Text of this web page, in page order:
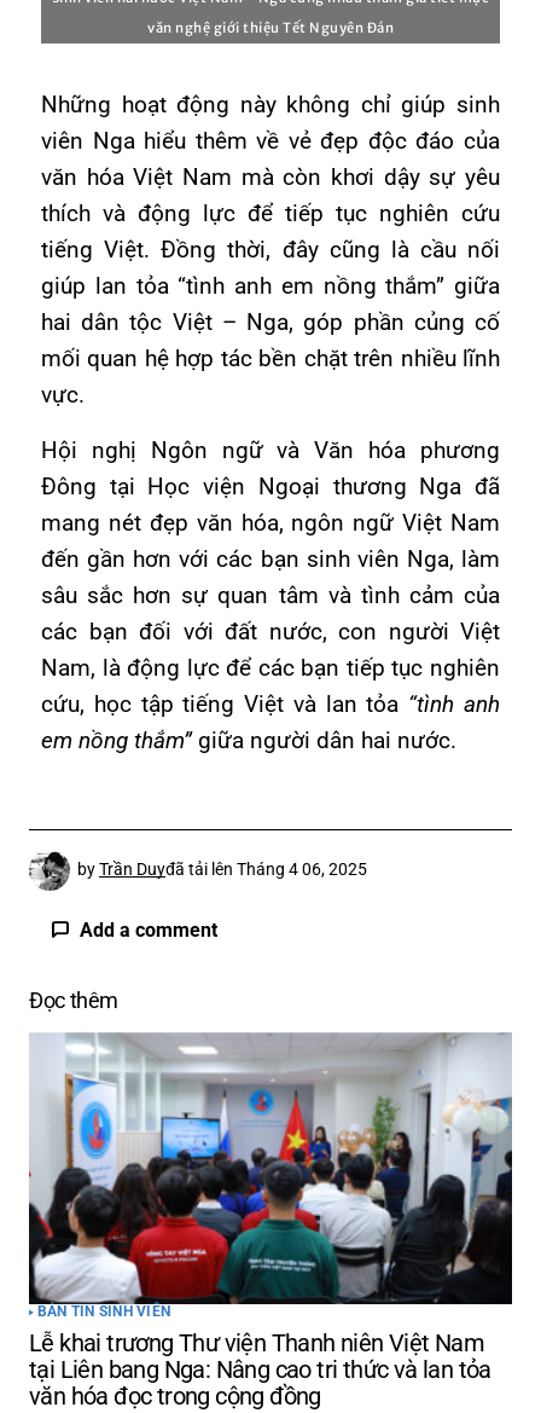
văn nghệ giới thiệu Tết Nguyên Đán
Những hoạt động này không chỉ giúp sinh
viên Nga hiểu thêm về vẻ đẹp độc đáo của
văn hóa Việt Nam mà còn khơi dậy sự yêu
thích và động lực để tiếp tục nghiên cứu
tiếng Việt. Đồng thời, đây cũng là cầu nối
giúp lan tỏa “tình anh em nồng thắm” giữa
hai dân tộc Việt – Nga, góp phần củng cố
mối quan hệ hợp tác bền chặt trên nhiều lĩnh
vực.
Hội nghị Ngôn ngữ và Văn hóa phương
Đông tại Học viện Ngoại thương Nga đã
mang nét đẹp văn hóa, ngôn ngữ Việt Nam
đến gần hơn với các bạn sinh viên Nga, làm
sâu sắc hơn sự quan tâm và tình cảm của
các bạn đối với đất nước, con người Việt
Nam, là động lực để các bạn tiếp tục nghiên
cứu, học tập tiếng Việt và lan tỏa “tình anh
em nồng thắm”giữa người dân hai nước.
byTrần Duyđã tải lên Tháng 4 06, 2025
Add a comment
Email của bạn sẽ không được hiển thị công
khai. Các trường bắt buộc được đánh dấu *
Comment*
Your Name*
Your E-mail*
Đọc thêm
BẢN TIN SINH VIÊN
Lễ khai trương Thư viện Thanh niên Việt Nam
tại Liên bang Nga: Nâng cao tri thức và lan tỏa
văn hóa đọc trong cộng đồng